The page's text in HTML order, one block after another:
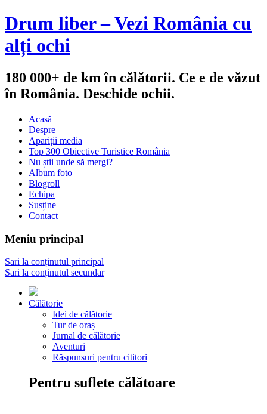
Drum liber – Vezi România cu
alți ochi
180 000+ de km în călătorii. Ce e de văzut
în România. Deschide ochii.
Acasă
Despre
Apariții media
Top 300 Obiective Turistice România
Nu știi unde să mergi?
Album foto
Blogroll
Echipa
Susține
Contact
Meniu principal
Sari la conținutul principal
Sari la conținutul secundar
Călătorie
Idei de călătorie
Tur de oraș
Jurnal de călătorie
Aventuri
Răspunsuri pentru cititori
Pentru suflete călătoare